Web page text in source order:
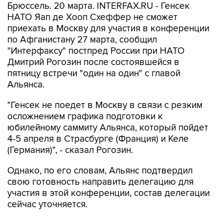
Брюссель. 20 марта. INTERFAX.RU - Генсек
НАТО Яап де Хооп Схеффер не сможет
приехать в Москву для участия в конференции
по Афганистану 27 марта, сообщил
"Интерфаксу" постпред России при НАТО
Дмитрий Рогозин после состоявшейся в
пятницу встречи "один на один" с главой
Альянса.
"Генсек не поедет в Москву в связи с резким
осложнением графика подготовки к
юбилейному саммиту Альянса, который пойдет
4-5 апреля в Страсбурге (Франция) и Келе
(Германия)", - сказал Рогозин.
Однако, по его словам, Альянс подтвердил
свою готовность направить делегацию для
участия в этой конференции, состав делегации
сейчас уточняется.